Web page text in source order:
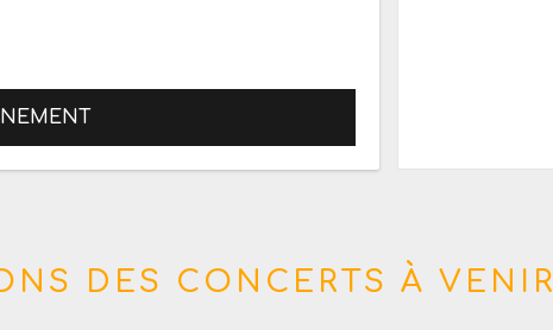
DES CONCERTS À VENIR